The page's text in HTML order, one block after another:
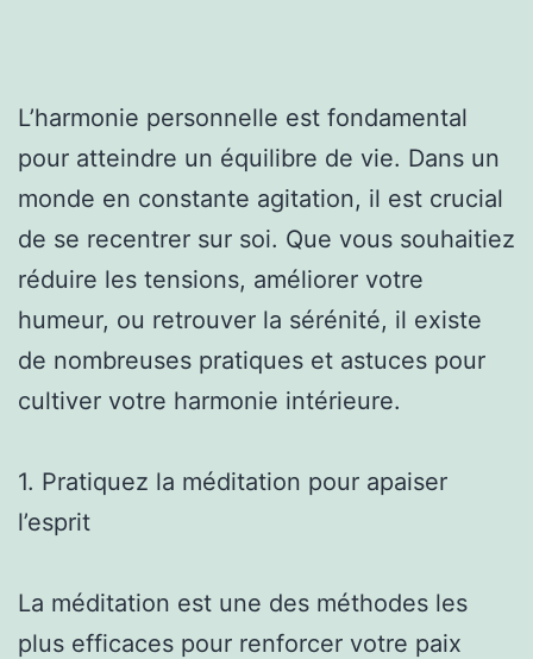
L’harmonie personnelle est fondamental
pour atteindre un équilibre de vie. Dans un
monde en constante agitation, il est crucial
de se recentrer sur soi. Que vous souhaitiez
réduire les tensions, améliorer votre
humeur, ou retrouver la sérénité, il existe
de nombreuses pratiques et astuces pour
cultiver votre harmonie intérieure.
1. Pratiquez la méditation pour apaiser
l’esprit
La méditation est une des méthodes les
plus efficaces pour renforcer votre paix